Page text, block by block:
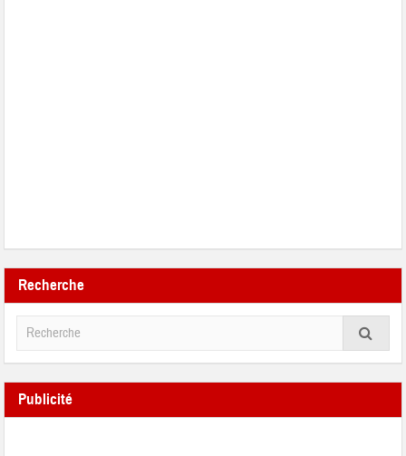
Recherche
Publicité